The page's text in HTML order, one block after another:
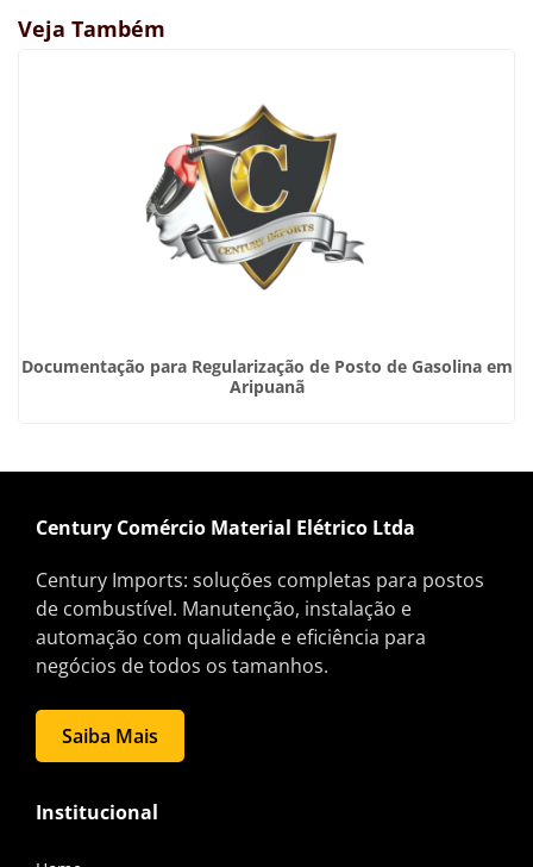
Veja Também
Documentação para Regularização de Posto de Gasolina em
Aripuanã
Century Comércio Material Elétrico Ltda
Century Imports: soluções completas para postos
de combustível. Manutenção, instalação e
automação com qualidade e eficiência para
negócios de todos os tamanhos.
Saiba Mais
Institucional